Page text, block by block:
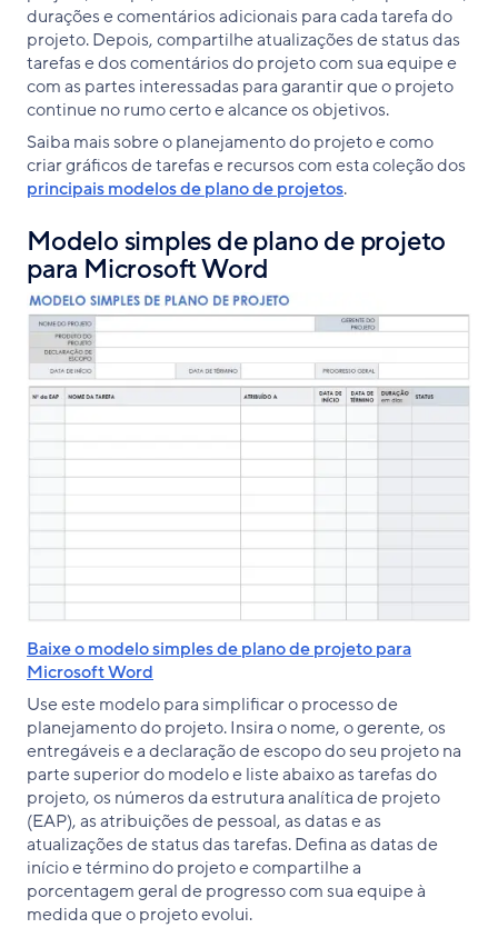
durações e comentários adicionais para cada tarefa do
projeto. Depois, compartilhe atualizações de status das
tarefas e dos comentários do projeto com sua equipe e
com as partes interessadas para garantir que o projeto
continue no rumo certo e alcance os objetivos.
Saiba mais sobre o planejamento do projeto e como
criar gráficos de tarefas e recursos com esta coleção dos
principais modelos de plano de projetos.
Modelo simples de plano de projeto
para Microsoft Word
Baixe o modelo simples de plano de projeto para
Microsoft Word
Use este modelo para simplificar o processo de
planejamento do projeto. Insira o nome, o gerente, os
entregáveis e a declaração de escopo do seu projeto na
parte superior do modelo e liste abaixo as tarefas do
projeto, os números da estrutura analítica de projeto
(EAP), as atribuições de pessoal, as datas e as
atualizações de status das tarefas. Defina as datas de
início e término do projeto e compartilhe a
porcentagem geral de progresso com sua equipe à
medida que o projeto evolui.